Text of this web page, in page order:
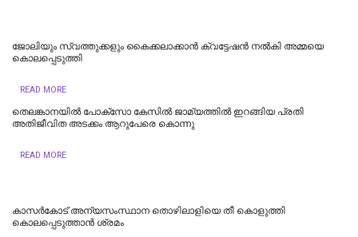
ജോലിയും സ്വത്തുക്കളും കൈക്കലാക്കാൻ ക്വട്ടേഷൻ നൽകി അമ്മയെ
കൊലപ്പെടുത്തി
READ MORE
തെലങ്കാനയിൽ പോക്‌സോ കേസില്‍ ജാമ്യത്തില്‍ ഇറങ്ങിയ പ്രതി
അതിജീവിത അടക്കം ആറുപേരെ കൊന്നു
READ MORE
കാസര്‍കോട് അന്യസംസ്ഥാന തൊഴിലാളിയെ തീ കൊളുത്തി
കൊലപ്പെടുത്താന്‍ ശ്രമം